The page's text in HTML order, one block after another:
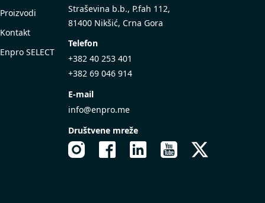
Proizvodi
Kontakt
Enpro SELECT
Straševina b.b., P.fah 112,
81400 Nikšić, Crna Gora
Telefon
+382 40 253 401
+382 69 046 914
E-mail
info@enpro.me
Društvene mreže